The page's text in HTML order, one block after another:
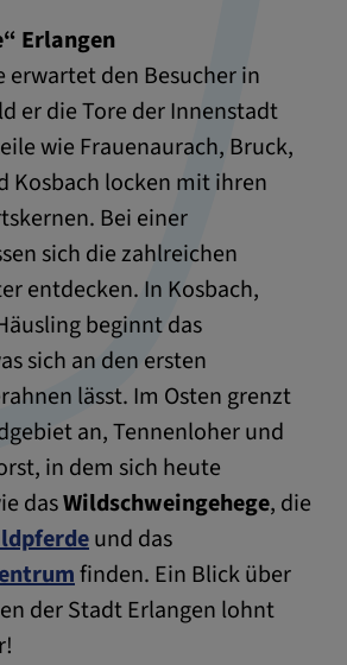
Erlangen
erwartet den Besucher in
er die Tore der Innenstadt
wie Frauenaurach, Bruck,
Kosbach locken mit ihren
Bei einer
sich die zahlreichen
entdecken. In Kosbach,
beginnt das
sich an den ersten
lässt. Im Osten grenzt
an, Tennenloher und
in dem sich heute
dasWildschweingehege, die
und das
finden. Ein Blick über
der Stadt Erlangen lohnt